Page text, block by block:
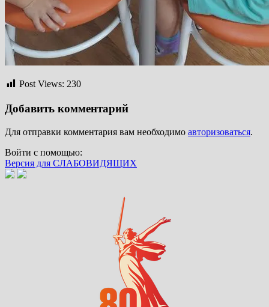
Post Views: 230
Добавить комментарий
Для отправки комментария вам необходимо авторизоваться.
Войти с помощью:
Версия для СЛАБОВИДЯЩИХ